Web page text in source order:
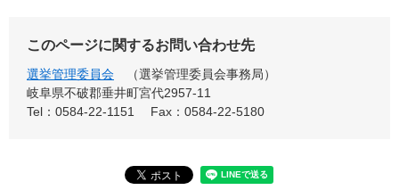
このページに関するお問い合わせ先
選挙管理委員会
選挙管理委員会事務局
岐阜県不破郡垂井町宮代2957-11
Tel：0584-22-1151
Fax：0584-22-5180